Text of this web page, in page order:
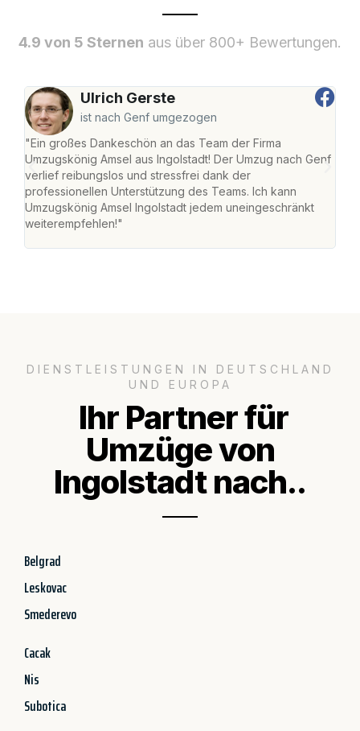
4.9 von 5 Sternen aus über 800+ Bewertungen.
Ulrich Gerste
ist nach Genf umgezogen
"Ein großes Dankeschön an das Team der Firma
Umzugskönig Amsel aus Ingolstadt! Der Umzug nach Genf
verlief reibungslos und stressfrei dank der
professionellen Unterstützung des Teams. Ich kann
Umzugskönig Amsel Ingolstadt jedem uneingeschränkt
weiterempfehlen!"
DIENSTLEISTUNGEN IN DEUTSCHLAND
UND EUROPA
Ihr Partner für
Umzüge von
Ingolstadt nach..
Belgrad
Leskovac
Smederevo
Cacak
Nis
Subotica